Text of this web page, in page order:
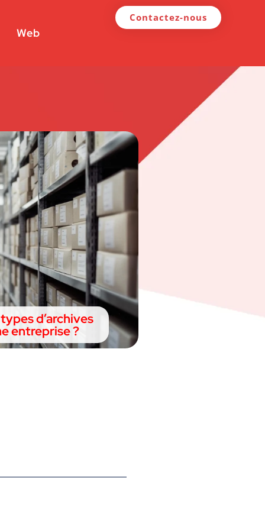
Web
Contactez-nous
d’archives
entreprise ?